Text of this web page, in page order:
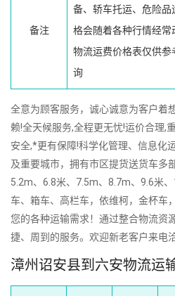
备注
备、轿车托运、危险
格会随着各种行情经
物流运费价格表仅供
询
全意为顾客服务，诚心诚意为客户着
赖!全天候服务,全程更无忧!运价合理,
安全,*更有保障!科学化管理、信息化
及重要城市，拥有市区提货送货车多
5.2m、6.8米、7.5m、8.7m、9.6米
车、箱车、高栏车，依维柯，金杯车
您的各种运输需求！通过整合物流资
捷、周到的服务。欢迎新老客户来电
漳州诏安县到六安物流运